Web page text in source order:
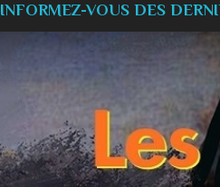
INFORMEZ-VOUS DES